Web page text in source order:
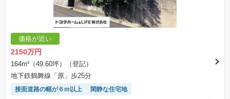
価格が近い
2150万円
164m²（49.60坪）（登記）
地下鉄鶴舞線「原」歩25分
接面道路の幅が６m以上 閑静な住宅地